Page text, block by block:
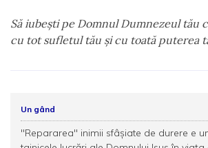
Să iubeşti pe Domnul Dumnezeul tău
cu tot sufletul tău şi cu toată puterea
Un gând
"Repararea" inimii sfâşiate de durere e